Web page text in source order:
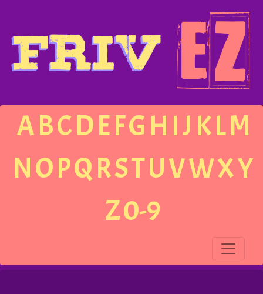
ABCDEFGH IJ KLM
NOPQRSTUVWXY
Z0-9